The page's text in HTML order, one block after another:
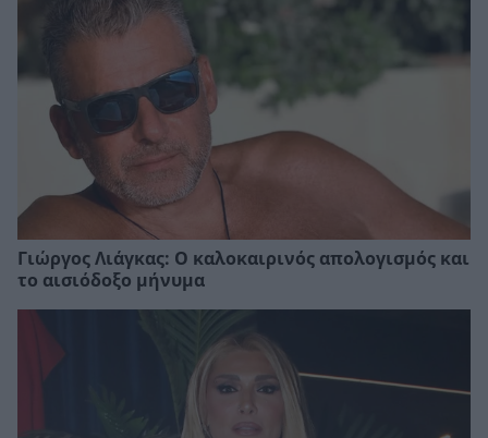
Γιώργος Λιάγκας: Ο καλοκαιρινός απολογισμός και
το αισιόδοξο μήνυμα